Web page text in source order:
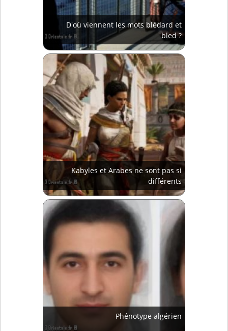
D'où viennent les mots blédard et
bled ?
Kabyles et Arabes ne sont pas si
différents
Phénotype algérien